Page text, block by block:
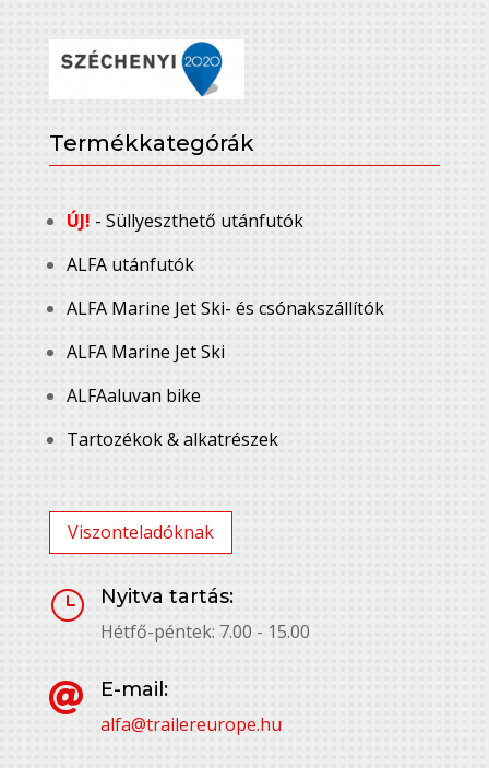
Termékkategórák
ÚJ! - Süllyeszthető utánfutók
ALFA utánfutók
ALFA Marine Jet Ski- és csónakszállítók
ALFA Marine Jet Ski
ALFAaluvan bike
Tartozékok & alkatrészek
Viszonteladóknak
}
Nyitva tartás:
Hétfő-péntek: 7.00 - 15.00

E-mail:
alfa@trailereurope.hu